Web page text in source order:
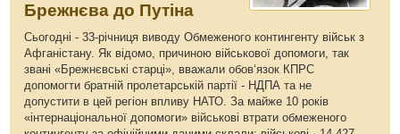
Брежнєва до Путіна
Сьогодні - 33-річниця виводу Обмеженого контингенту військ з
Афганістану. Як відомо, причиною військової допомоги, так
звані «Брежнєвські старці», вважали обов‘язок КПРС
допомогти братній пролетарській партії - НДПА та не
допустити в цей регіон впливу НАТО. За майже 10 років
«інтернаціональної допомоги» військові втрати обмеженого